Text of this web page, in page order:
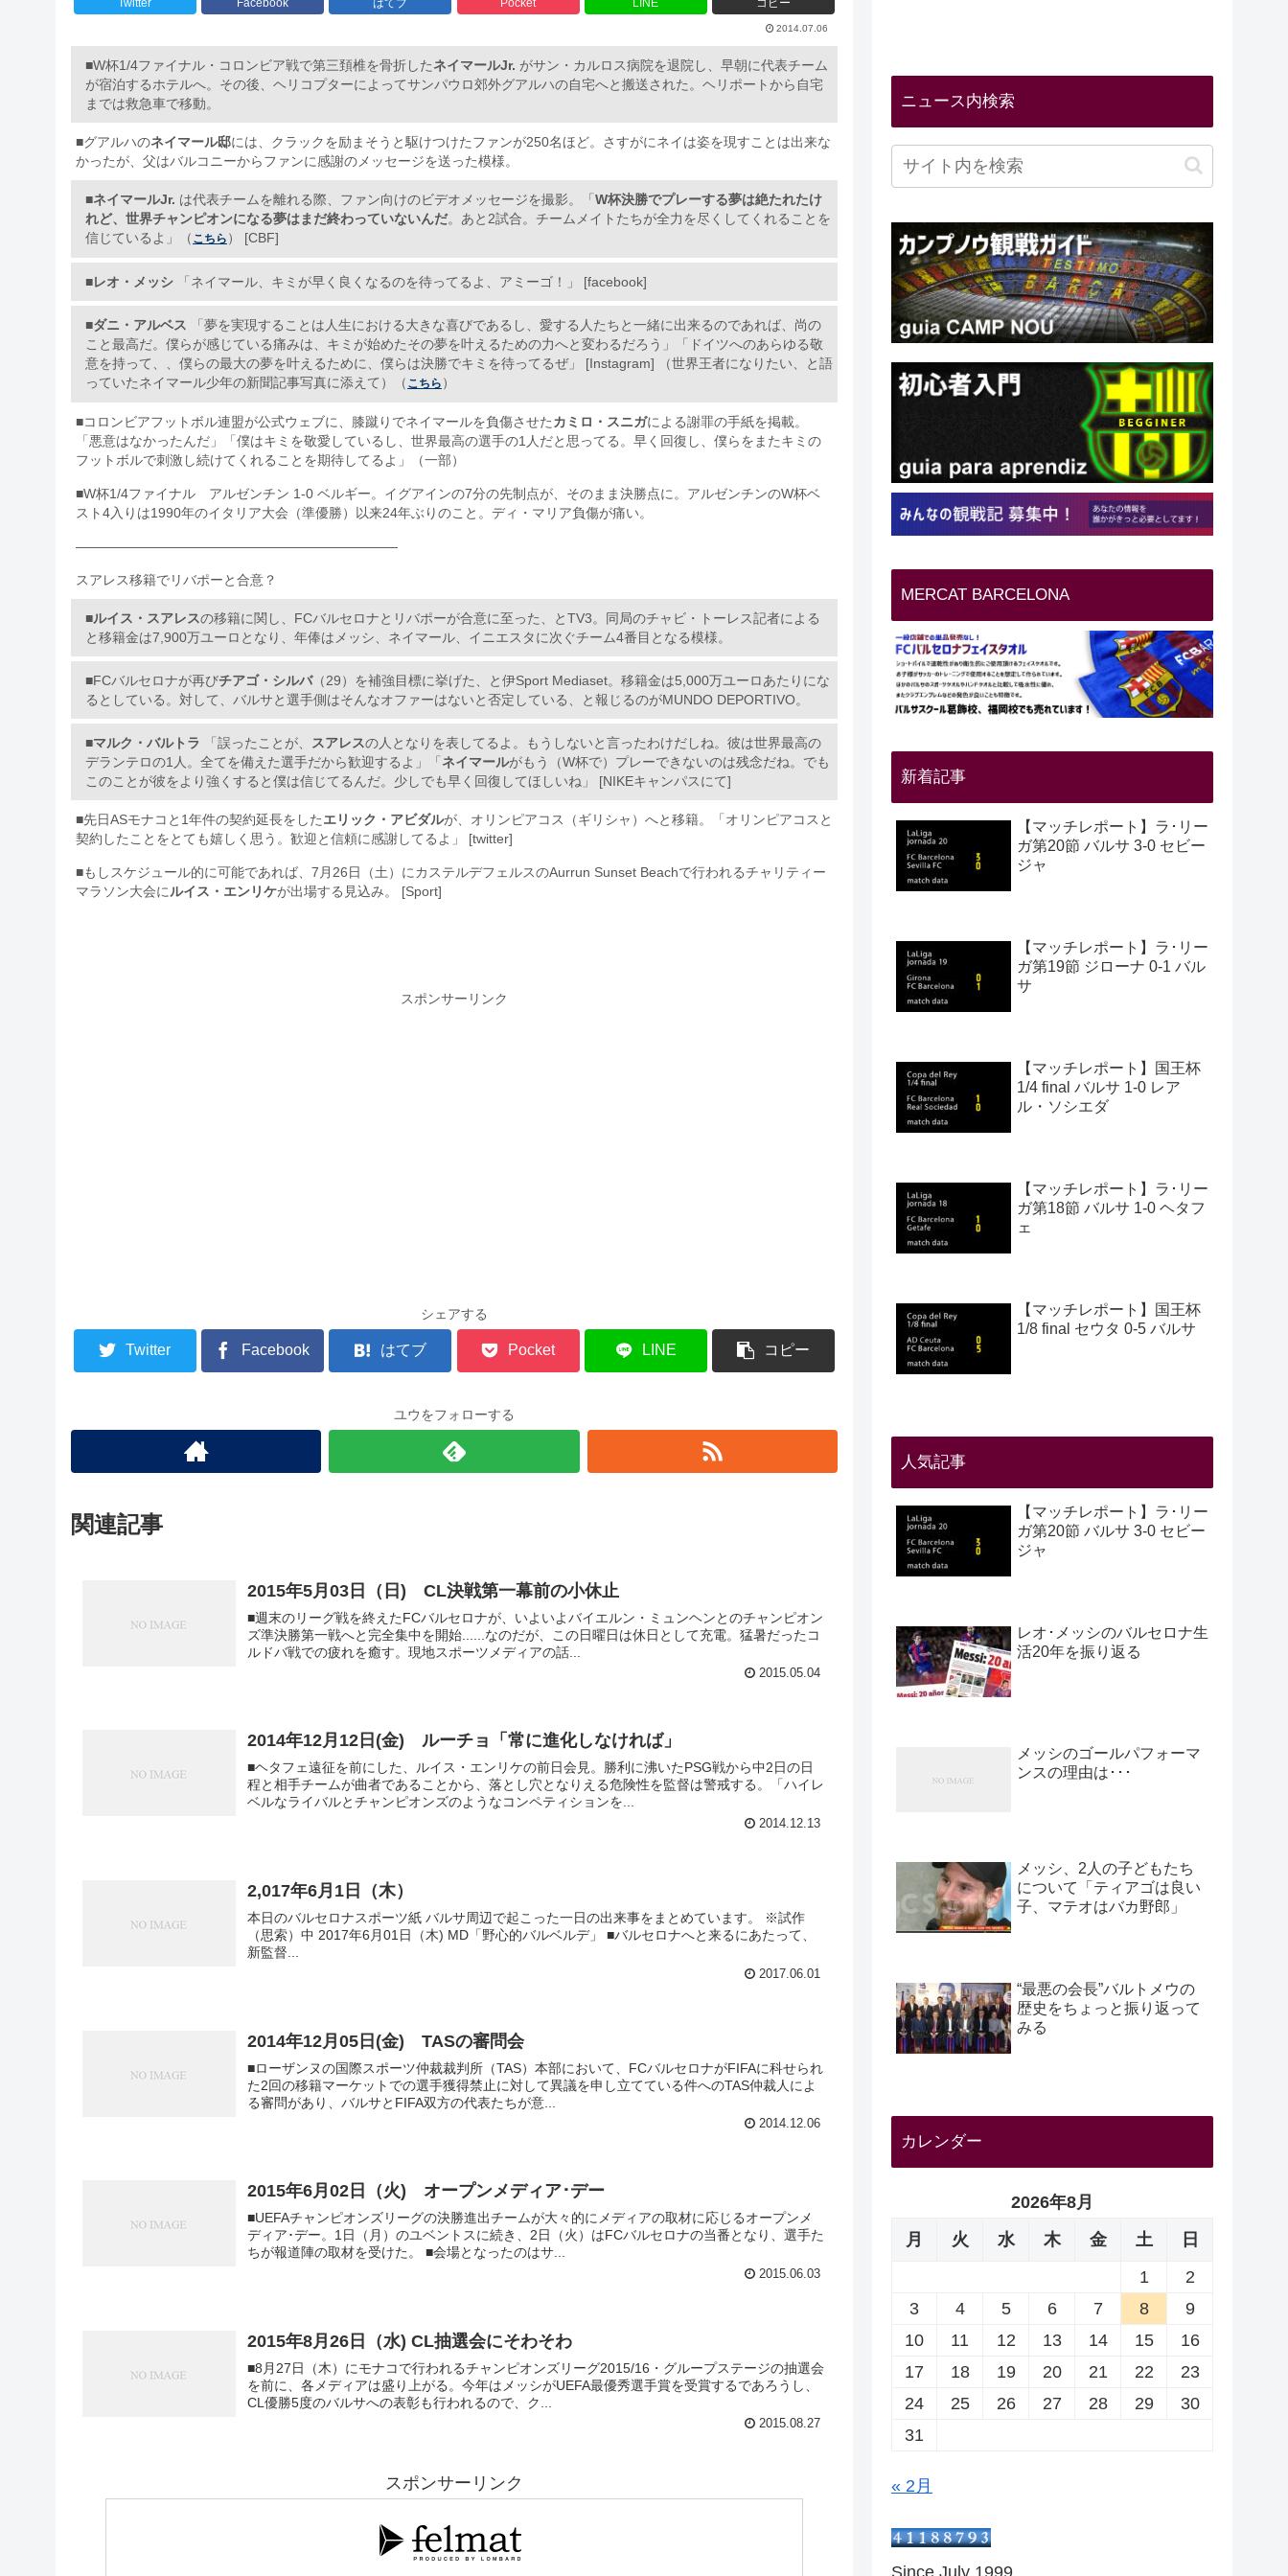
Twitter Facebook はてブ Pocket LINE コピー
2014.07.06
■W杯1/4ファイナル・コロンビア戦で第三頚椎を骨折したネイマールJr. がサン・カルロス病院を退院し、早朝に代表チーム
が宿泊するホテルへ。その後、ヘリコプターによってサンパウロ郊外グアルハの自宅へと搬送された。ヘリポートから自宅
までは救急車で移動。
■グアルハのネイマール邸には、クラックを励まそうと駆けつけたファンが250名ほど。さすがにネイは姿を現すことは出来な
かったが、父はバルコニーからファンに感謝のメッセージを送った模様。
■ネイマールJr. は代表チームを離れる際、ファン向けのビデオメッセージを撮影。「 W杯決勝でプレーする夢は絶たれたけ
れど、世界チャンピオンになる夢はまだ終わっていないんだ。あと2試合。チームメイトたちが全力を尽くしてくれることを
信じているよ」（ こちら ） [CBF]
■レオ・メッシ 「ネイマール、キミが早く良くなるのを待ってるよ、アミーゴ！」 [facebook]
■ダニ・アルベス 「夢を実現することは人生における大きな喜びであるし、愛する人たちと一緒に出来るのであれば、尚の
こと最高だ。僕らが感じている痛みは、キミが始めたその夢を叶えるための力へと変わるだろう」「ドイツへのあらゆる敬
意を持って、、僕らの最大の夢を叶えるために、僕らは決勝でキミを待ってるぜ」 [Instagram] （世界王者になりたい、と語
っていたネイマール少年の新聞記事写真に添えて）（ こちら ）
■コロンビアフットボル連盟が公式ウェブに、膝蹴りでネイマールを負傷させたカミロ・スニガによる謝罪の手紙を掲載。
「悪意はなかったんだ」「僕はキミを敬愛しているし、世界最高の選手の1人だと思ってる。早く回復し、僕らをまたキミの
フットボルで刺激し続けてくれることを期待してるよ」（一部）
■W杯1/4ファイナル アルゼンチン 1-0 ベルギー。イグアインの7分の先制点が、そのまま決勝点に。アルゼンチンのW杯ベ
スト4入りは1990年のイタリア大会（準優勝）以来24年ぶりのこと。ディ・マリア負傷が痛い。
————————————————————————
スアレス移籍でリバポーと合意？
■ルイス・スアレスの移籍に関し、FCバルセロナとリバポーが合意に至った、とTV3。同局のチャビ・トーレス記者による
と移籍金は7,900万ユーロとなり、年俸はメッシ、ネイマール、イニエスタに次ぐチーム4番目となる模様。
■FCバルセロナが再びチアゴ・シルバ（29）を補強目標に挙げた、と伊Sport Mediaset。移籍金は5,000万ユーロあたりにな
るとしている。対して、バルサと選手側はそんなオファーはないと否定している、と報じるのがMUNDO DEPORTIVO。
■マルク・バルトラ 「誤ったことが、 スアレスの人となりを表してるよ。もうしないと言ったわけだしね。彼は世界最高の
デランテロの1人。全てを備えた選手だから歓迎するよ」「 ネイマールがもう（W杯で）プレーできないのは残念だね。でも
このことが彼をより強くすると僕は信じてるんだ。少しでも早く回復してほしいね」 [NIKEキャンパスにて]
■先日ASモナコと1年件の契約延長をしたエリック・アビダルが、オリンピアコス（ギリシャ）へと移籍。「オリンピアコスと
契約したことをとても嬉しく思う。歓迎と信頼に感謝してるよ」 [twitter]
■もしスケジュール的に可能であれば、7月26日（土）にカステルデフェルスのAurrun Sunset Beachで行われるチャリティー
マラソン大会にルイス・エンリケが出場する見込み。 [Sport]
スポンサーリンク
シェアする
Twitter Facebook はてブ Pocket LINE コピー
ユウをフォローする
関連記事
2015年5月03日（日) CL決戦第一幕前の小休止
■週末のリーグ戦を終えたFCバルセロナが、いよいよバイエルン・ミュンヘンとのチャンピオン
ズ準決勝第一戦へと完全集中を開始......なのだが、この日曜日は休日として充電。猛暑だったコ
ルドバ戦での疲れを癒す。現地スポーツメディアの話...
2015.05.04
2014年12月12日(金) ルーチョ「常に進化しなければ」
■ヘタフェ遠征を前にした、ルイス・エンリケの前日会見。勝利に沸いたPSG戦から中2日の日
程と相手チームが曲者であることから、落とし穴となりえる危険性を監督は警戒する。「ハイレ
ベルなライバルとチャンピオンズのようなコンペティションを...
2014.12.13
2,017年6月1日（木）
本日のバルセロナスポーツ紙 バルサ周辺で起こった一日の出来事をまとめています。 ※試作
（思索）中 2017年6月01日（木) MD「野心的バルベルデ」 ■バルセロナへと来るにあたって、
新監督...
2017.06.01
2014年12月05日(金) TASの審問会
■ローザンヌの国際スポーツ仲裁裁判所（TAS）本部において、FCバルセロナがFIFAに科せられ
た2回の移籍マーケットでの選手獲得禁止に対して異議を申し立てている件へのTAS仲裁人によ
る審問があり、バルサとFIFA双方の代表たちが意...
2014.12.06
2015年6月02日（火) オープンメディア･デー
■UEFAチャンピオンズリーグの決勝進出チームが大々的にメディアの取材に応じるオープンメ
ディア･デー。1日（月）のユベントスに続き、2日（火）はFCバルセロナの当番となり、選手た
ちが報道陣の取材を受けた。 ■会場となったのはサ...
2015.06.03
2015年8月26日（水) CL抽選会にそわそわ
■8月27日（木）にモナコで行われるチャンピオンズリーグ2015/16・グループステージの抽選会
を前に、各メディアは盛り上がる。今年はメッシがUEFA最優秀選手賞を受賞するであろうし、
CL優勝5度のバルサへの表彰も行われるので、ク...
2015.08.27
スポンサーリンク
ニュース内検索
MERCAT BARCELONA
新着記事
【マッチレポート】ラ･リー
ガ第20節 バルサ 3-0 セビー
ジャ
【マッチレポート】ラ･リー
ガ第19節 ジローナ 0-1 バル
サ
【マッチレポート】国王杯
1/4 final バルサ 1-0 レア
ル・ソシエダ
【マッチレポート】ラ･リー
ガ第18節 バルサ 1-0 ヘタフ
ェ
【マッチレポート】国王杯
1/8 final セウタ 0-5 バルサ
人気記事
【マッチレポート】ラ･リー
ガ第20節 バルサ 3-0 セビー
ジャ
レオ･メッシのバルセロナ生
活20年を振り返る
メッシのゴールパフォーマ
ンスの理由は･･･
メッシ、2人の子どもたち
について「ティアゴは良い
子、マテオはバカ野郎」
“最悪の会長”バルトメウの
歴史をちょっと振り返って
みる
カレンダー
2026年8月
月
火 水 木 金 土
日
1
2
3
4 5 6 7 8
9
10
11 12 13 14 15
16
17
18 19 20 21 22
23
24
25 26 27 28 29
30
31
« 2月
Since July 1999